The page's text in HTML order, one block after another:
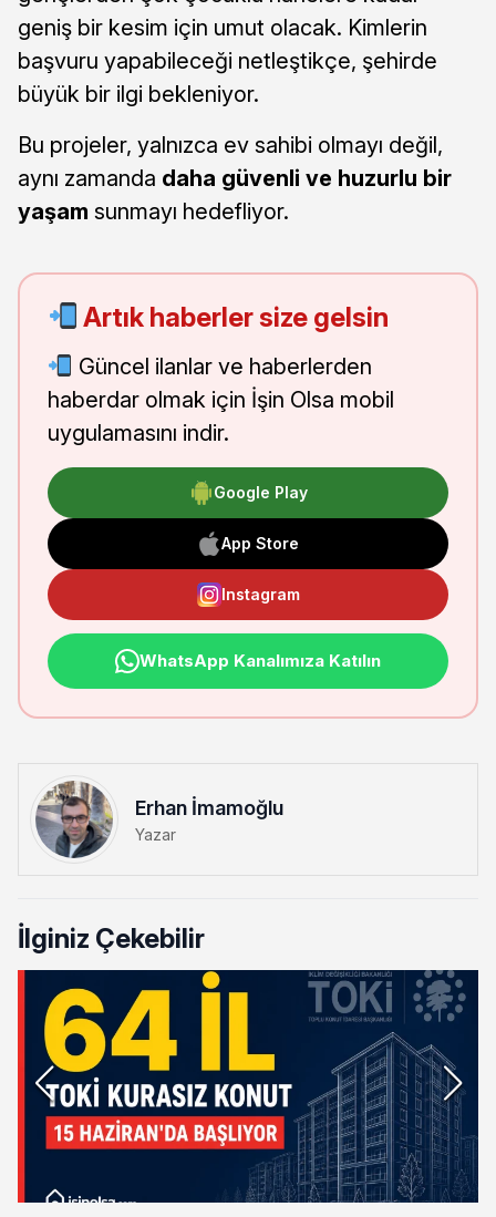
geniş bir kesim için umut olacak. Kimlerin
başvuru yapabileceği netleştikçe, şehirde
büyük bir ilgi bekleniyor.
Bu projeler, yalnızca ev sahibi olmayı değil,
aynı zamanda daha güvenli ve huzurlu bir
yaşam sunmayı hedefliyor.
Artık haberler size gelsin
Güncel ilanlar ve haberlerden
haberdar olmak için İşin Olsa mobil
uygulamasını indir.
Google Play
App Store
Instagram
WhatsApp Kanalımıza Katılın
Erhan İmamoğlu
Yazar
İlginiz Çekebilir